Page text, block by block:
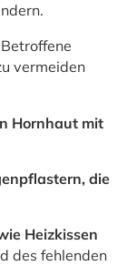
vermeiden
Hornhaut mit
die
Heizkissen
des fehlenden